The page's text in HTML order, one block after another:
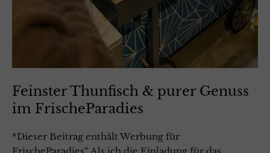
Feinster Thunfisch & purer Genuss
im FrischeParadies
*Dieser Beitrag enthält Werbung für